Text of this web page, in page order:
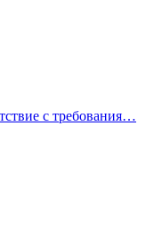
с требования…